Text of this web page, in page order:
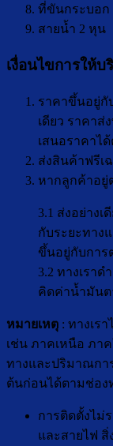
ที่ขันกระบอก
สายน้ำ 2 หุน
เงื่อนไขการให้บ
ราคาขึ้นอยู่กั
เดียว ราคา
เสนอราคาไ
ส่งสินค้าฟรีเ
หากลูกค้าอยู่
3.1 ส่งอย่าง
กับระยะทาง
ขึ้นอยู่กับการ
3.2 ทางเรา
คิดค่าน้ำมันต
หมายเหตุ : ทางเร
เช่น ภาคเหนือ ภา
ทางและปริมาณกา
ต้นก่อนได้ตามช่อง
การติดตั้งไม่
และสายไฟ